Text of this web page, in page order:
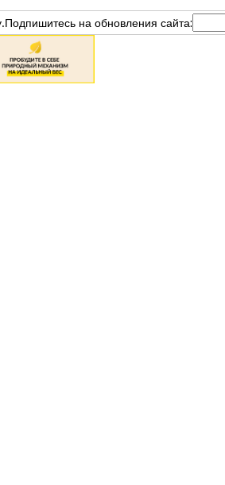
на обновления сайта: